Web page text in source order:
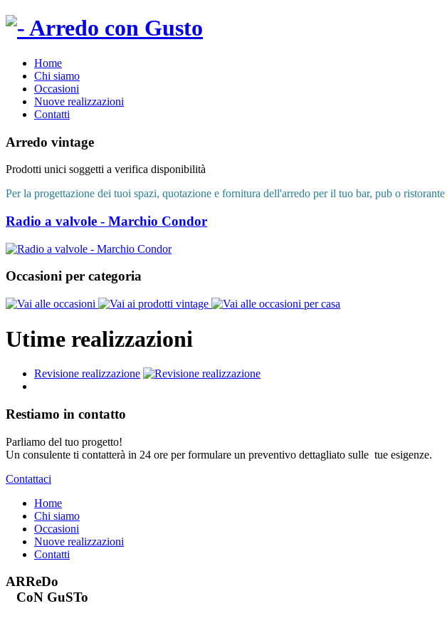
Home
Chi siamo
Occasioni
Nuove realizzazioni
Contatti
Arredo vintage
Prodotti unici soggetti a verifica disponibilità
Per la progettazione dei tuoi spazi, quotazione e fornitura dell'arredo per il tuo bar, pub o ristorante
Radio a valvole - Marchio Condor
Occasioni per categoria
Utime realizzazioni
Revisione realizzazione
Restiamo in contatto
Parliamo del tuo progetto!
Un consulente ti contatterà in 24 ore per formulare un preventivo dettagliato sulle tue esigenze.
Contattaci
Home
Chi siamo
Occasioni
Nuove realizzazioni
Contatti
ARReDo
CoN GuSTo